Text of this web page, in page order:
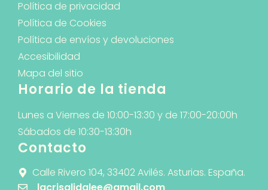
Política de privacidad
Política de Cookies
Política de envíos y devoluciones
Accesibilidad
Mapa del sitio
Horario de la tienda
Lunes a Viernes de 10:00-13:30 y de 17:00-20:00h
Sábados de 10:30-13:30h
Contacto
Calle Rivero 104, 33402 Avilés. Asturias. España.